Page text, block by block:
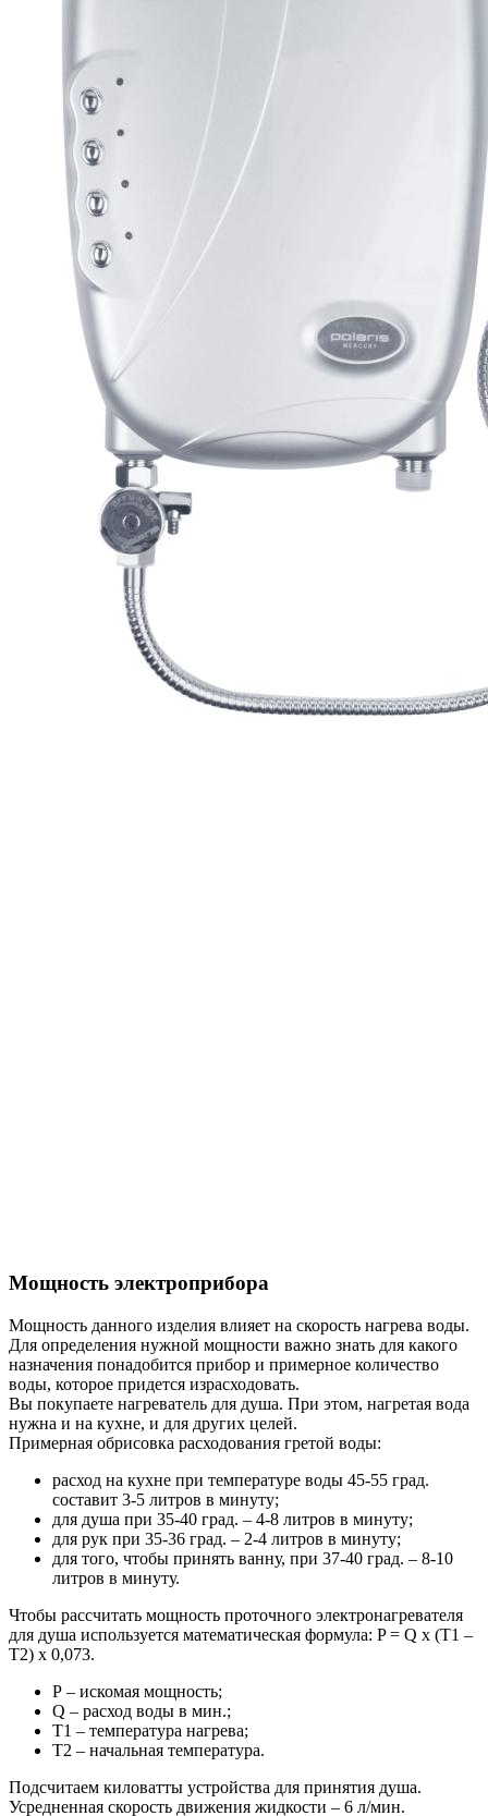
Мощность электроприбора
Мощность данного изделия влияет на скорость нагрева воды.
Для определения нужной мощности важно знать для какого
назначения понадобится прибор и примерное количество
воды, которое придется израсходовать.
Вы покупаете нагреватель для душа. При этом, нагретая вода
нужна и на кухне, и для других целей.
Примерная обрисовка расходования гретой воды:
расход на кухне при температуре воды 45-55 град.
составит 3-5 литров в минуту;
для душа при 35-40 град. – 4-8 литров в минуту;
для рук при 35-36 град. – 2-4 литров в минуту;
для того, чтобы принять ванну, при 37-40 град. – 8-10
литров в минуту.
Чтобы рассчитать мощность проточного электронагревателя
для душа используется математическая формула: P = Q x (Т1 –
Т2) х 0,073.
Р – искомая мощность;
Q – расход воды в мин.;
Т1 – температура нагрева;
Т2 – начальная температура.
Подсчитаем киловатты устройства для принятия душа.
Усредненная скорость движения жидкости – 6 л/мин.